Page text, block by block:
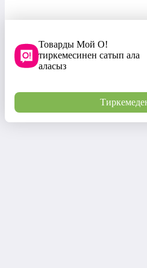
Товарды Мой О!
тиркемесинен сатып ала
аласыз